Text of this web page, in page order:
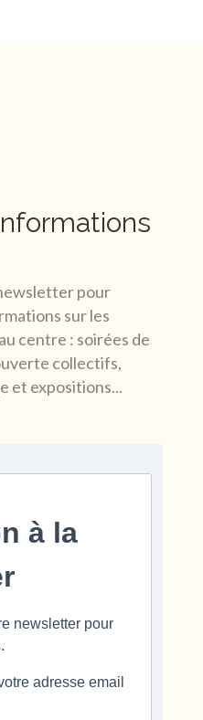
pour
sur les
centre : soirées de
collectifs,
et expositions...
à la
newsletter pour
adresse email